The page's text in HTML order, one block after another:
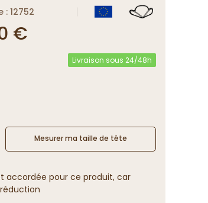
: 12752
€
Livraison sous 24/48h
Mesurer ma taille de tête
accordée pour ce produit, car